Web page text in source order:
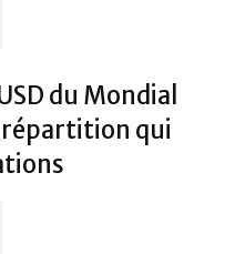
du Mondial
répartition qui